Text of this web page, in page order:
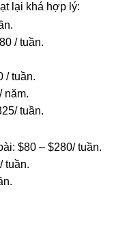
lại khá hợp lý:
/ tuần.
/ tuần.
năm.
tuần.
$80 – $280/ tuần.
tuần.